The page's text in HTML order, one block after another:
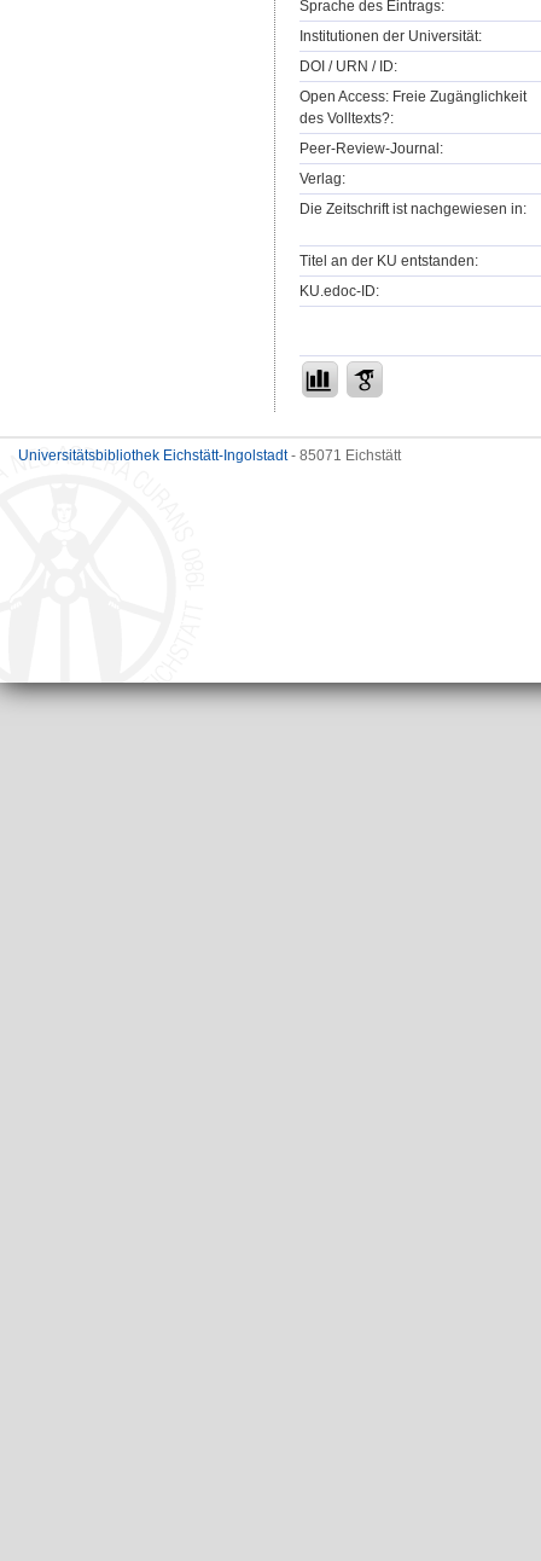
Sprache des Eintrags:
Institutionen der Universität:
DOI / URN / ID:
Open Access: Freie Zugänglichkeit
des Volltexts?:
Peer-Review-Journal:
Verlag:
Die Zeitschrift ist nachgewiesen in:
Titel an der KU entstanden:
KU.edoc-ID:
Universitätsbibliothek Eichstätt-Ingolstadt- 85071 Eichstätt